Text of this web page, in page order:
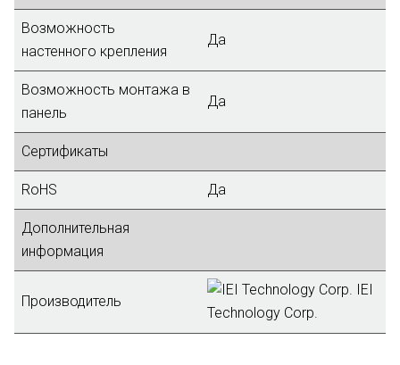
Возможность
настенного крепления
Да
Возможность монтажа в
панель
Да
Сертификаты
RoHS Да
Дополнительная
информация
Производитель
IEI
Technology Corp.